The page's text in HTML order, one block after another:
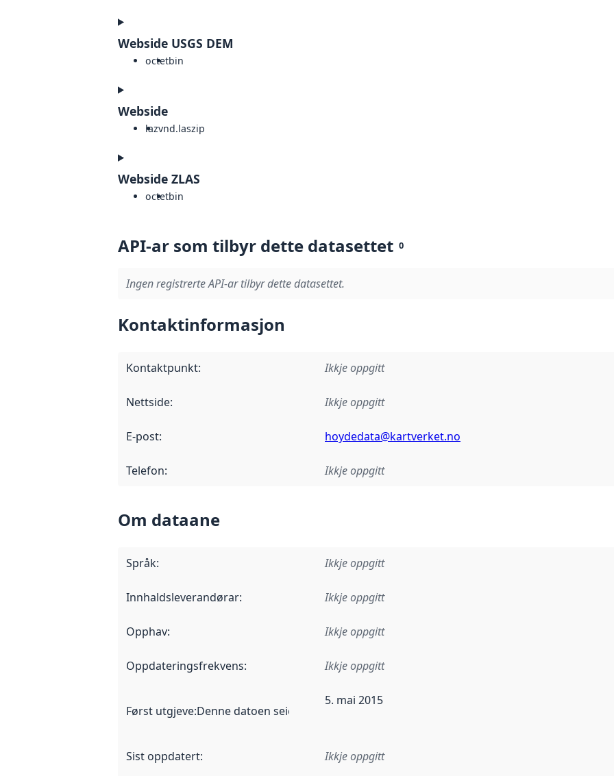
Webside USGS DEM
octetbin
Webside
lazvnd.laszip
Webside ZLAS
octetbin
API-ar som tilbyr dette datasettet 0
Ingen registrerte API-ar tilbyr dette datasettet.
Kontaktinformasjon
Kontaktpunkt: Ikkje oppgitt
Nettside: Ikkje oppgitt
E-post: hoydedata@kartverket.no
Telefon: Ikkje oppgitt
Om dataane
Språk: Ikkje oppgitt
Innhaldsleverandørar: Ikkje oppgitt
Opphav: Ikkje oppgitt
Oppdateringsfrekvens: Ikkje oppgitt
Først utgjeve:Denne datoen seier når dataa i dette datasettet først blei utgitt. Det kan ha
5. mai 2015
Sist oppdatert: Ikkje oppgitt